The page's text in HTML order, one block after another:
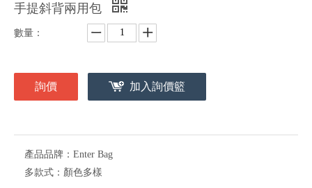
手提斜背兩用包
數量：
詢價 加入詢價籃
產品品牌： Enter Bag
多款式： 顏色多樣